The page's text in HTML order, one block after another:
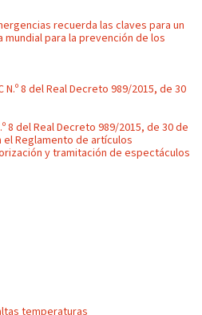
recuerda las claves para un
para la prevención de los
8 del Real Decreto 989/2015, de 30 de
Reglamento de artículos
y tramitación de espectáculos